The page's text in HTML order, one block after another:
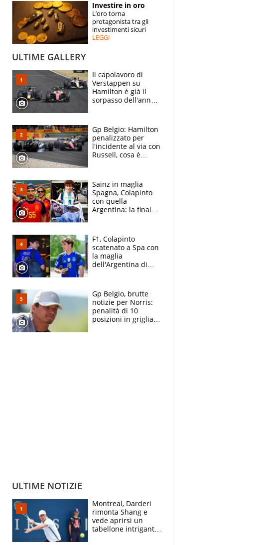
ESPERTI
CONTATTI
Investire in oro
L’oro torna
protagonista tra gli
investimenti sicuri
LEGGI
ULTIME GALLERY
Il capolavoro di
Verstappen su
Hamilton è già il
sorpasso dell'anno:
2021
Gp Belgio: Hamilton
penalizzato per
l'incidente al via con
Russell, cosa è
Sainz in maglia
Spagna, Colapinto
con quella
Argentina: la finale
vede l'ora
F1, Colapinto
scatenato a Spa con
la maglia
dell'Argentina di
le parolacce"
Gp Belgio, brutte
notizie per Norris:
penalità di 10
posizioni in griglia,
ULTIME NOTIZIE
Montreal, Darderi
rimonta Shang e
vede aprirsi un
tabellone intrigante: